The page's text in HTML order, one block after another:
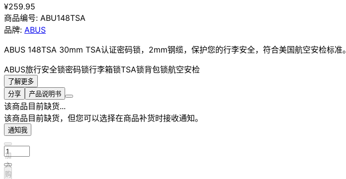
¥259.95
商品编号: ABU148TSA
品牌: ABUS
ABUS 148TSA 30mm TSA认证密码锁，2mm钢缆，保护您的行李安全，符合美国航空安检标准。
ABUS旅行安全锁密码锁行李箱锁TSA锁背包锁航空安检
了解更多
分享
产品说明书
该商品目前缺货...
该商品目前缺货，但您可以选择在商品补货时接收通知。
通知我
加
入
购